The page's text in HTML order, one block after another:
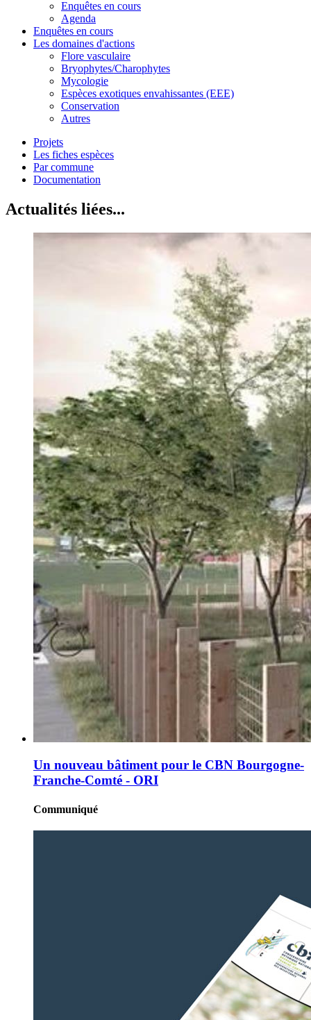
Enquêtes en cours
Agenda
Enquêtes en cours
Les domaines d'actions
Flore vasculaire
Bryophytes/Charophytes
Mycologie
Espèces exotiques envahissantes (EEE)
Conservation
Autres
Projets
Les fiches espèces
Par commune
Documentation
Actualités liées...
Un nouveau bâtiment pour le CBN Bourgogne-
Franche-Comté - ORI
Communiqué